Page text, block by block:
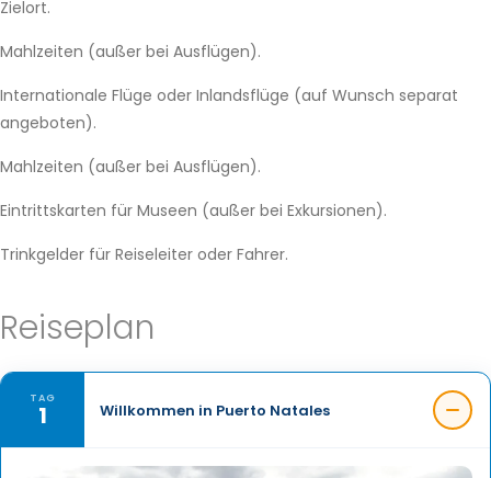
Zielort.
Mahlzeiten (außer bei Ausflügen).
Internationale Flüge oder Inlandsflüge (auf Wunsch separat
angeboten).
Mahlzeiten (außer bei Ausflügen).
Eintrittskarten für Museen (außer bei Exkursionen).
Trinkgelder für Reiseleiter oder Fahrer.
Reiseplan
TAG
1 Willkommen in Puerto Natales